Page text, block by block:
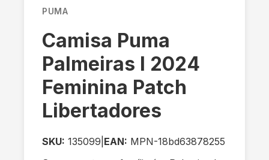
PUMA
Camisa Puma
Palmeiras I 2024
Feminina Patch
Libertadores
SKU: 135099 EAN: MPN-18bd63878255